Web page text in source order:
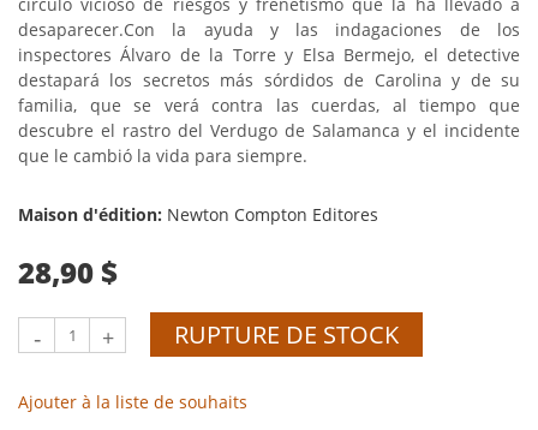
desaparecer.Con la ayuda y las indagaciones de los
inspectores Álvaro de la Torre y Elsa Bermejo, el detective
destapará los secretos más sórdidos de Carolina y de su
familia, que se verá contra las cuerdas, al tiempo que
descubre el rastro del Verdugo de Salamanca y el incidente
que le cambió la vida para siempre.
Maison d'édition: Newton Compton Editores
28,90 $
- + RUPTURE DE STOCK
Ajouter à la liste de souhaits